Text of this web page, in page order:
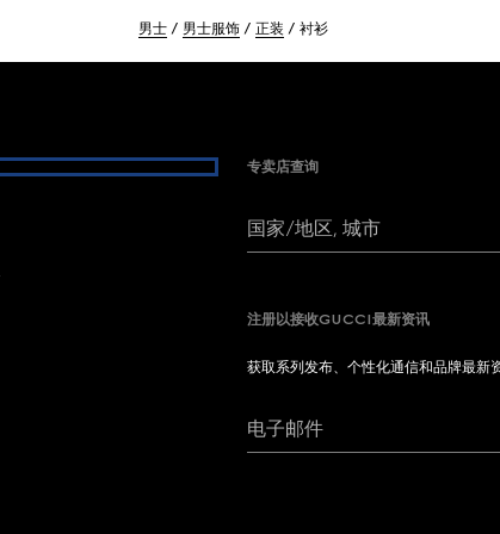
男士 男士服饰 正装 衬衫
专卖店查询
国家/地区, 城市
注册以接收GUCCI最新资讯
获取系列发布、个性化通信和品牌最新
电子邮件